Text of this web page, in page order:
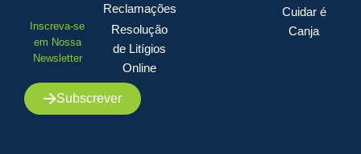
Inscreva-se
em Nossa
Newsletter
Subscrever
Reclamações
Resolução
de Litígios
Online
Cuidar é
Canja